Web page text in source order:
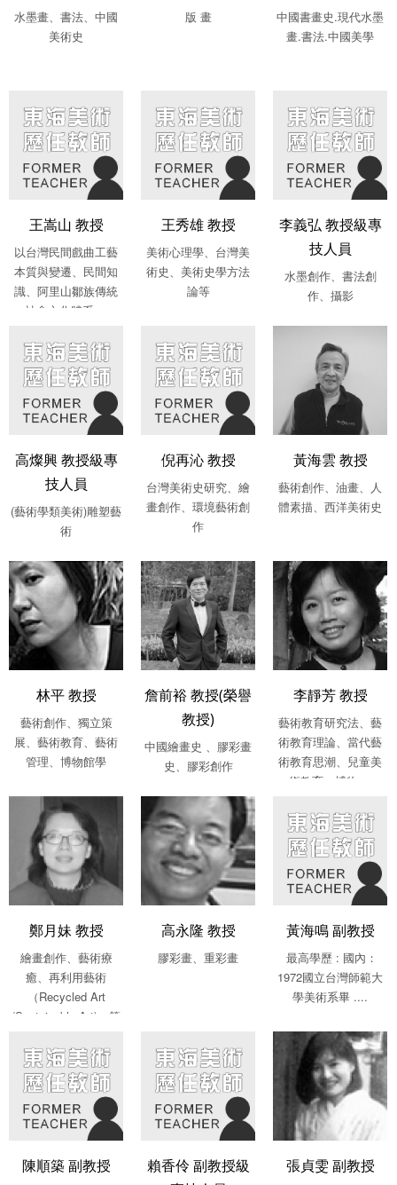
水墨畫、書法、中國
美術史
版 畫
中國書畫史.現代水墨
畫.書法.中國美學
王嵩山 教授
以台灣民間戲曲工藝
本質與變遷、民間知
識、阿里山鄒族傳統
社會文化體系....
王秀雄 教授
美術心理學、台灣美
術史、美術史學方法
論等
李義弘 教授級專
技人員
水墨創作、書法創
作、攝影
高燦興 教授級專
技人員
(藝術學類美術)雕塑藝
術
倪再沁 教授
台灣美術史研究、繪
畫創作、環境藝術創
作
黃海雲 教授
藝術創作、油畫、人
體素描、西洋美術史
林平 教授
藝術創作、獨立策
展、藝術教育、藝術
管理、博物館學
詹前裕 教授(榮譽
教授)
中國繪畫史 、膠彩畫
史、膠彩創作
李靜芳 教授
藝術教育研究法、藝
術教育理論、當代藝
術教育思潮、兒童美
術教育、博物....
鄭月妹 教授
繪畫創作、藝術療
癒、再利用藝術
（Recycled Art
/Sustainable Art)、策
高永隆 教授
膠彩畫、重彩畫
黃海鳴 副教授
最高學歷 : 國內：
1972國立台灣師範大
學美術系畢 ....
陳順築 副教授
賴香伶 副教授級
張貞雯 副教授